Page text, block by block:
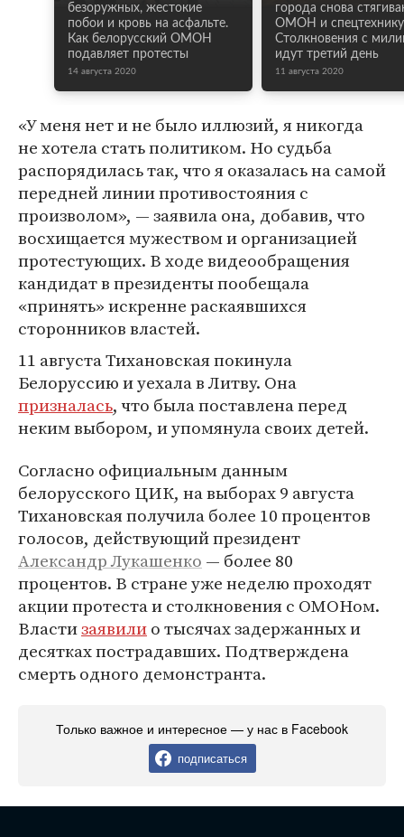
безоружных, жестокие
побои и кровь на асфальте.
Как белорусский ОМОН
подавляет протесты
14 августа 2020
города снова
ОМОН и
Столкновения с
идут третий день
11 августа 2020
«У меня нет и не было иллюзий, я никогда
не хотела стать политиком. Но судьба
распорядилась так, что я оказалась на самой
передней линии противостояния с
произволом», — заявила она, добавив, что
восхищается мужеством и организацией
протестующих. В ходе видеообращения
кандидат в президенты пообещала
«принять» искренне раскаявшихся
сторонников властей.
11 августа Тихановская покинула
Белоруссию и уехала в Литву. Она
призналась, что была поставлена перед
неким выбором, и упомянула своих детей.
Согласно официальным данным
белорусского ЦИК, на выборах 9 августа
Тихановская получила более 10 процентов
голосов, действующий президент
Александр Лукашенко — более 80
процентов. В стране уже неделю проходят
акции протеста и столкновения с ОМОНом.
Властизаявилио тысячах задержанных и
десятках пострадавших. Подтверждена
смерть одного демонстранта.
Только важное и интересное — у нас в Facebook
подписаться